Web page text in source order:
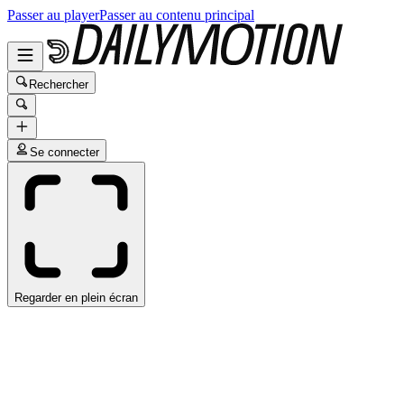
Passer au playerPasser au contenu principal
Rechercher
Se connecter
Regarder en plein écran